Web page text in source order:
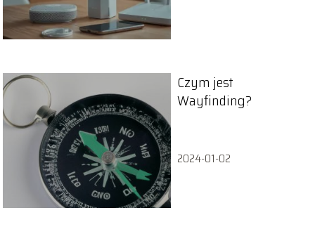
Czym jest
Wayfinding?
2024-01-02